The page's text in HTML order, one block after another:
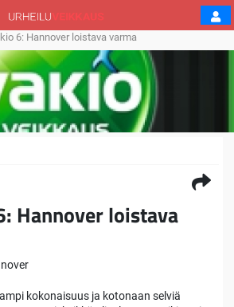
6: Hannover loistava varma
Hannover loistava
kokonaisuus ja kotonaan selviä